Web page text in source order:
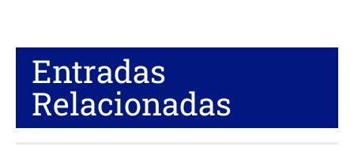
Entradas
Relacionadas